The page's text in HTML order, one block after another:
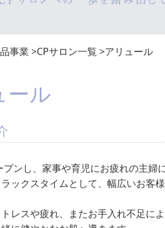
事業 >CPサロン一覧 >アリュール
ール
ンし、家事や育児にお疲れの主婦
ックスタイムとして、幅広いお客
レスや疲れ、またお手入れ不足に